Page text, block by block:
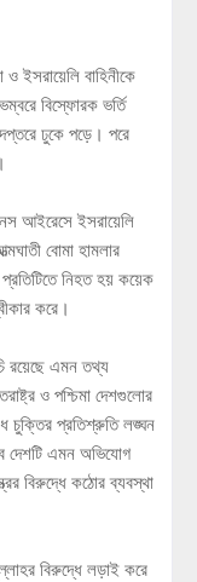
ইসরায়েলি বাহিনীকে
বিস্ফোরক ভর্তি
দপ্তরে ঢুকে পড়ে। পরে
আইরেসে ইসরায়েলি
বোমা হামলার
নিহত হয় কয়েক
করে।
রয়েছে এমন তথ্য
ও পশ্চিমা দেশগুলোর
চুক্তির প্রতিশ্রুতি লঙ্ঘন
দেশটি এমন অভিযোগ
বিরুদ্ধে কঠোর ব্যবস্থা
বিরুদ্ধে লড়াই করে